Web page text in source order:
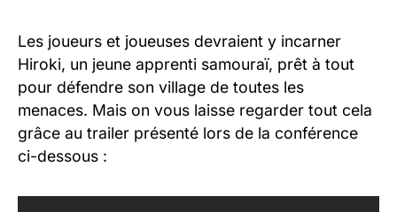
Les joueurs et joueuses devraient y incarner
Hiroki, un jeune apprenti samouraï, prêt à tout
pour défendre son village de toutes les
menaces. Mais on vous laisse regarder tout cela
grâce au trailer présenté lors de la conférence
ci-dessous :